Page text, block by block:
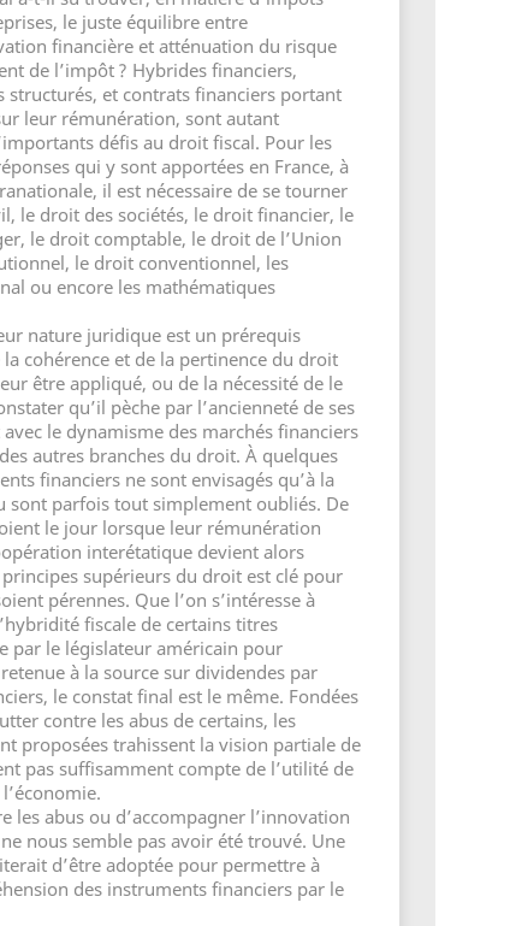
le juste équilibre entre
financière et atténuation du risque
de l’impôt ? Hybrides financiers,
structurés, et contrats financiers portant
leur rémunération, sont autant
défis au droit fiscal. Pour les
qui y sont apportées en France, à
il est nécessaire de se tourner
le droit des sociétés, le droit financier, le
le droit comptable, le droit de l’Union
le droit conventionnel, les
ou encore les mathématiques
nature juridique est un prérequis
cohérence et de la pertinence du droit
être appliqué, ou de la nécessité de le
qu’il pèche par l’ancienneté de ses
le dynamisme des marchés financiers
autres branches du droit. À quelques
financiers ne sont envisagés qu’à la
sont parfois tout simplement oubliés. De
le jour lorsque leur rémunération
interétatique devient alors
supérieurs du droit est clé pour
pérennes. Que l’on s’intéresse à
fiscale de certains titres
par le législateur américain pour
à la source sur dividendes par
le constat final est le même. Fondées
contre les abus de certains, les
proposées trahissent la vision partiale de
pas suffisamment compte de l’utilité de
les abus ou d’accompagner l’innovation
nous semble pas avoir été trouvé. Une
d’être adoptée pour permettre à
des instruments financiers par le